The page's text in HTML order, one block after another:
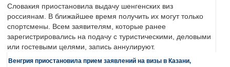
Словакия приостановила выдачу шенгенских виз
россиянам. В ближайшее время получить их могут только
спортсмены. Всем заявителям, которые ранее
зарегистрировались на подачу с туристическими, деловыми
или гостевыми целями, запись аннулируют.
Венгрия приостановила прием заявлений на визы в Казани,